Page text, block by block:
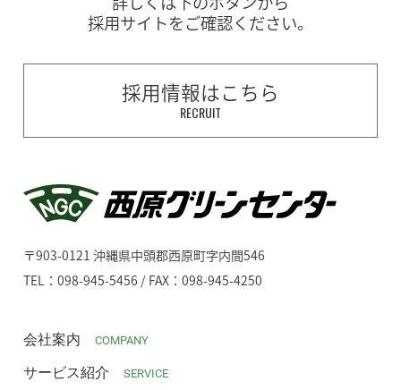
採用サイトをご確認ください。
採用情報はこちら
RECRUIT
〒903-0121 沖縄県中頭郡西原町字内間546
TEL：098-945-5456 / FAX：098-945-4250
会社案内 COMPANY
サービス紹介 SERVICE